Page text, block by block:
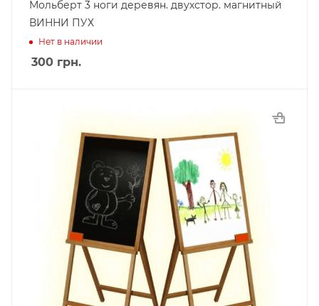
Мольберт 3 ноги деревян. двухстор. магнитный
ВИННИ ПУХ
Нет в наличии
300 грн.